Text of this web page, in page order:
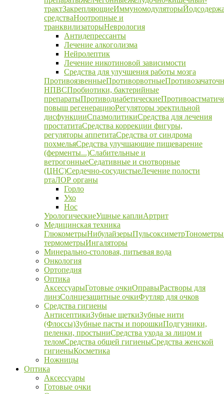
трактЗакрепляющиеИммуномодуляторы
средстваНоотропные и
транквилизаторыНеврология
Антидепрессанты
Лечение алкоголизма
Нейролептик
Лечение никотиновой зависимости
Средства для улучшения работы мозга
ПротивоязвенныеПротиворвотные
НПВСПробиотики, бактерийные
препаратыПротиводиабетические
повыш регенерациюРегуляторы эректильной
дисфункцииСпазмолитикиСредства для лечения
простатитаСредства коррекции фигуры,
регуляторы аппетитаСредства от синдрома
похмельяСредства улучшающие пищеварение
(ферменты...)Слабительные и
ветрогонныеСедативные и снотворные
(ЦНС)Сердечно-сосудистыеЛечение полости
ртаЛОР органы
Горло
Ухо
Нос
УрологическиеУшные каплиАртрит
Медицинская техника
ГлюкометрыНибулайзерыПульсоксиметрТонометры
термометрыИнгаляторы
Минерально-столовая, питьевая вода
Онкология
Ортопедия
Оптика
АксессуарыГотовые очкиОправыРастворы для
линзСолнцезащитные очкиФутляр для очков
Средства гигиены
АнтисептикиЗубные щеткиЗубные нити
(Флоссы)Зубные пасты и порошкиПодгузники,
пеленки, простыниСредства ухода за лицом и
теломСредства общей гигиеныСредства женской
гигиеныКосметика
Ножницы
Оптика
Аксессуары
Готовые очки